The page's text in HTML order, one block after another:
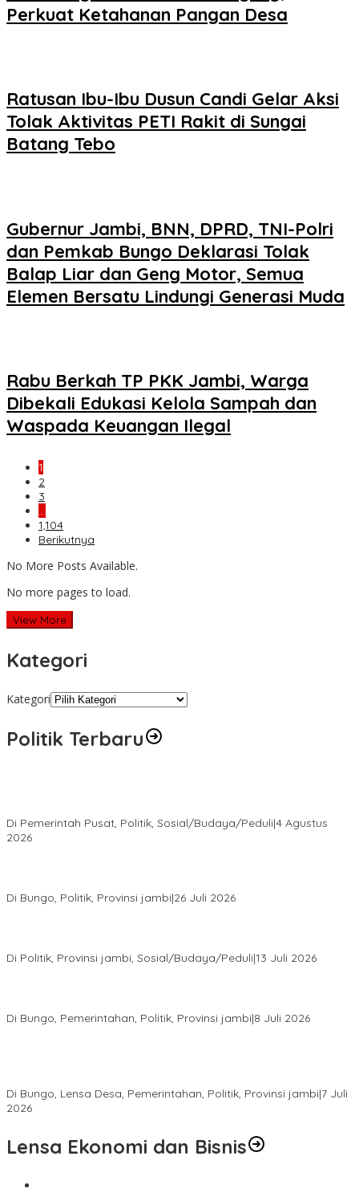
Perkuat Ketahanan Pangan Desa
Ratusan Ibu-Ibu Dusun Candi Gelar Aksi
Tolak Aktivitas PETI Rakit di Sungai
Batang Tebo
Gubernur Jambi, BNN, DPRD, TNI-Polri
dan Pemkab Bungo Deklarasi Tolak
Balap Liar dan Geng Motor, Semua
Elemen Bersatu Lindungi Generasi Muda
Rabu Berkah TP PKK Jambi, Warga
Dibekali Edukasi Kelola Sampah dan
Waspada Keuangan Ilegal
1
2
3
…
1,104
Berikutnya
No More Posts Available.
No more pages to load.
View More
Kategori
Kategori
Politik Terbaru
Di Pemerintah Pusat, Politik, Sosial/Budaya/Peduli|4 Agustus
2026
Di Bungo, Politik, Provinsi jambi|26 Juli 2026
Di Politik, Provinsi jambi, Sosial/Budaya/Peduli|13 Juli 2026
Di Bungo, Pemerintahan, Politik, Provinsi jambi|8 Juli 2026
Di Bungo, Lensa Desa, Pemerintahan, Politik, Provinsi jambi|7 Juli
2026
Lensa Ekonomi dan Bisnis